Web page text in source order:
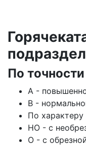
По
А -
В -
По
НО - с
О - с